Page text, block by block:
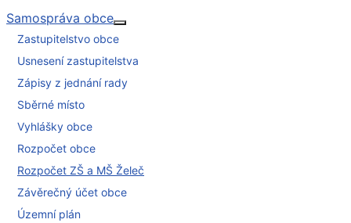
Samospráva obce
Zastupitelstvo obce
Usnesení zastupitelstva
Zápisy z jednání rady
Sběrné místo
Vyhlášky obce
Rozpočet obce
Rozpočet ZŠ a MŠ Želeč
Závěrečný účet obce
Územní plán